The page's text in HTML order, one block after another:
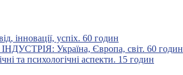
успіх. 60 годин
Україна, Європа, світ. 60 годин
психологічні аспекти. 15 годин